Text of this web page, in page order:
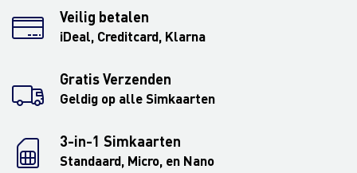
Veilig betalen
iDeal, Creditcard, Klarna
Gratis Verzenden
Geldig op alle Simkaarten
3-in-1 Simkaarten
Standaard, Micro, en Nano